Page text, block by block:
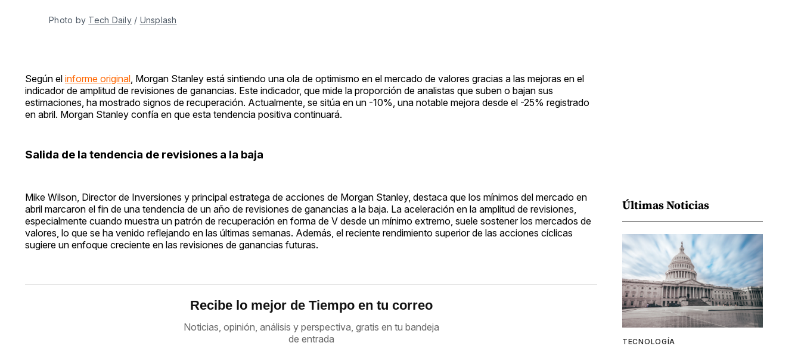
Photo by Tech Daily / Unsplash
Según el informe original , Morgan Stanley está sintiendo una ola de optimismo en el mercado de valores gracias a las mejoras en el
indicador de amplitud de revisiones de ganancias. Este indicador, que mide la proporción de analistas que suben o bajan sus
estimaciones, ha mostrado signos de recuperación. Actualmente, se sitúa en un -10%, una notable mejora desde el -25% registrado
en abril. Morgan Stanley confía en que esta tendencia positiva continuará.
Salida de la tendencia de revisiones a la baja
Mike Wilson, Director de Inversiones y principal estratega de acciones de Morgan Stanley, destaca que los mínimos del mercado en
abril marcaron el fin de una tendencia de un año de revisiones de ganancias a la baja. La aceleración en la amplitud de revisiones,
especialmente cuando muestra un patrón de recuperación en forma de V desde un mínimo extremo, suele sostener los mercados de
valores, lo que se ha venido reflejando en las últimas semanas. Además, el reciente rendimiento superior de las acciones cíclicas
sugiere un enfoque creciente en las revisiones de ganancias futuras.
Recibe lo mejor de Tiempo en tu correo
Noticias, opinión, análisis y perspectiva, gratis en tu bandeja
de entrada
Últimas Noticias
TECNOLOGÍA